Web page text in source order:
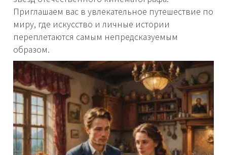
Приглашаем вас в увлекательное путешествие по
миру, где искусство и личные истории
переплетаются самым непредсказуемым
образом.